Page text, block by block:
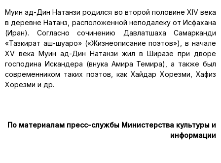
Муин ад-Дин Натанзи родился во второй половине XIV века
в деревне Натанз, расположенной неподалеку от Исфахана
(Иран). Согласно сочинению Давлатшаха Самарканди
«Тазкират аш-шуаро» («Жизнеописание поэтов»), в начале
XV века Муин ад-Дин Натанзи жил в Ширазе при дворе
господина Искандера (внука Амира Темира), а также был
современником таких поэтов, как Хайдар Хорезми, Хафиз
Хорезми и др.
По материалам пресс-службы Министерства культуры и
информации